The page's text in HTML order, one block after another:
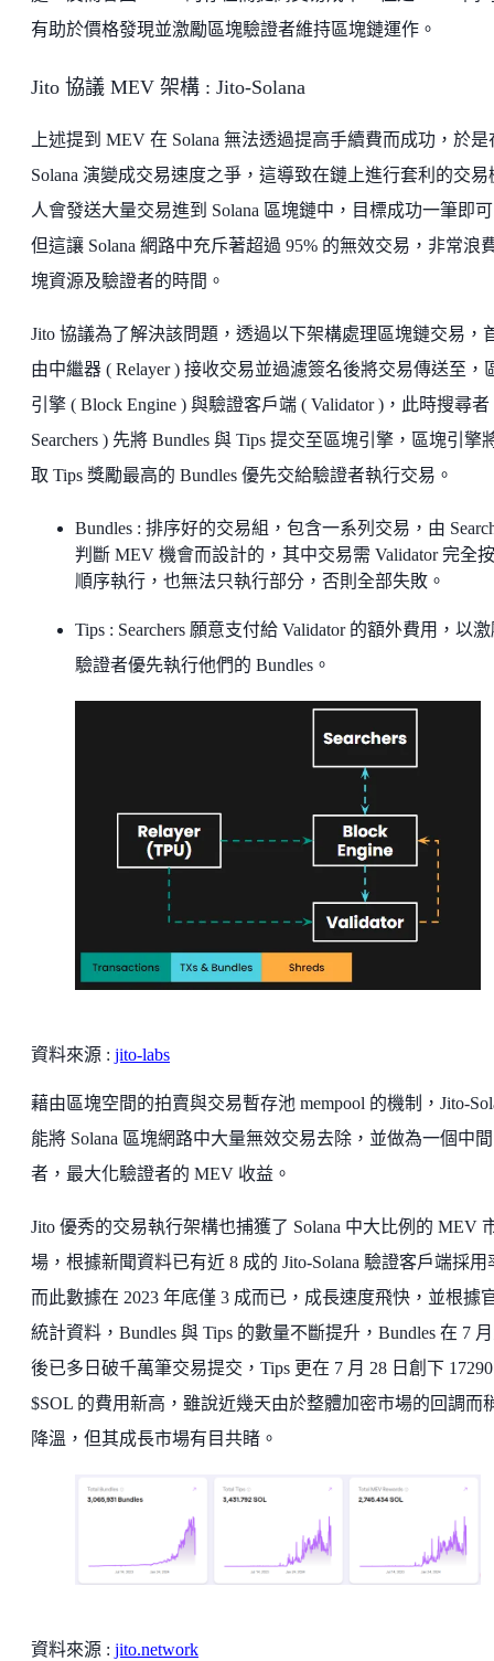
有助於價格發現並激勵區塊驗證者維持區塊鏈運作。
Jito 協議 MEV 架構 : Jito-Solana
上述提到 MEV 在 Solana 無法透過提高手續費而成功，於是
Solana 演變成交易速度之爭，這導致在鏈上進行套利的交易
人會發送大量交易進到 Solana 區塊鏈中，目標成功一筆即
但這讓 Solana 網路中充斥著超過 95% 的無效交易，非常浪
塊資源及驗證者的時間。
Jito 協議為了解決該問題，透過以下架構處理區塊鏈交易，
由中繼器 ( Relayer ) 接收交易並過濾簽名後將交易傳送至，
引擎 ( Block Engine ) 與驗證客戶端 ( Validator )，此時搜尋者
Searchers ) 先將 Bundles 與 Tips 提交至區塊引擎，區塊引擎
取 Tips 獎勵最高的 Bundles 優先交給驗證者執行交易。
Bundles : 排序好的交易組，包含一系列交易，由
判斷 MEV 機會而設計的，其中交易需 Validator 完全
順序執行，也無法只執行部分，否則全部失敗。
Tips : Searchers 願意支付給 Validator 的額外費用，以
驗證者優先執行他們的 Bundles。
資料來源 : jito-labs
藉由區塊空間的拍賣與交易暫存池 mempool 的機制，Jito-
能將 Solana 區塊網路中大量無效交易去除，並做為一個中間
者，最大化驗證者的 MEV 收益。
Jito 優秀的交易執行架構也捕獲了 Solana 中大比例的 MEV
場，根據新聞資料已有近 8 成的 Jito-Solana 驗證客戶端採用
而此數據在 2023 年底僅 3 成而已，成長速度飛快，並根據
統計資料，Bundles 與 Tips 的數量不斷提升，Bundles 在 7
後已多日破千萬筆交易提交，Tips 更在 7 月 28 日創下
$SOL 的費用新高，雖說近幾天由於整體加密市場的回調而
降溫，但其成長市場有目共睹。
資料來源 : jito.network